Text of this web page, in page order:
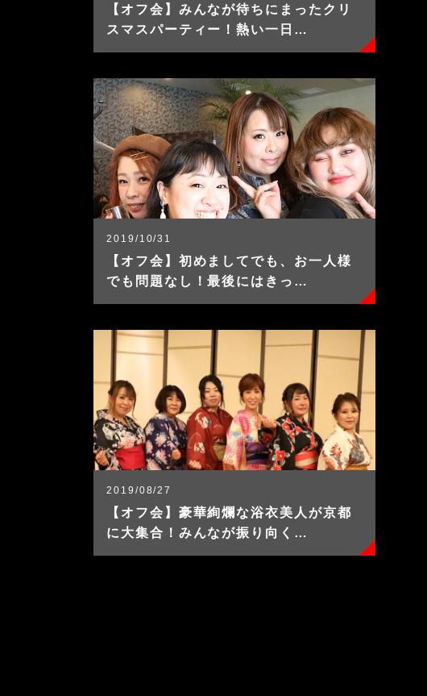
【オフ会】みんなが待ちにまったクリ
スマスパーティー！熱い一日…
2019/10/31
【オフ会】初めましてでも、お一人様
でも問題なし！最後にはきっ…
2019/08/27
【オフ会】豪華絢爛な浴衣美人が京都
に大集合！みんなが振り向く…